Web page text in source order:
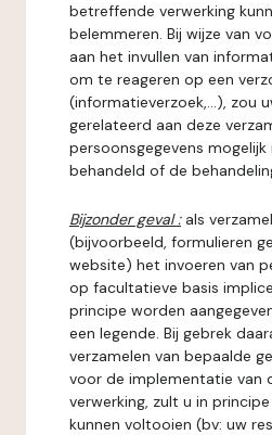
betreffende verwerking
belemmeren. Bij wijze van
aan het invullen van
om te reageren op een
(informatieverzoek,...), zou
gerelateerd aan deze
persoonsgegevens
behandeld of de
Bijzonder geval : als
(bijvoorbeeld, formulieren
website) het invoeren van
op facultatieve basis
principe worden
een legende. Bij gebrek
verzamelen van bepaalde
voor de implementatie van
verwerking, zult u in
kunnen voltooien (bv: uw